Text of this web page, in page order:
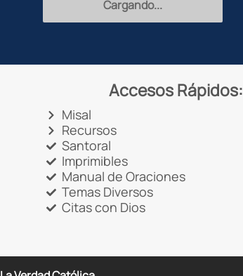
Recibir
Accesos Rápidos:
Misal
Recursos
Santoral
Imprimibles
Manual de Oraciones
Temas Diversos
Citas con Dios